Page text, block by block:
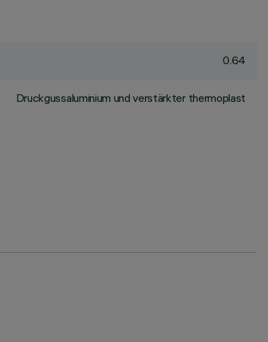
0.64
Druckgussaluminium und verstärkter thermoplast